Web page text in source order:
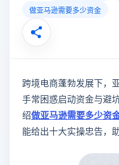
做亚马逊需要多少资金
跨境电商蓬勃发展下，
手常困惑启动资金与避
绍做亚马逊需要多少资
能给出十大实操忠告，